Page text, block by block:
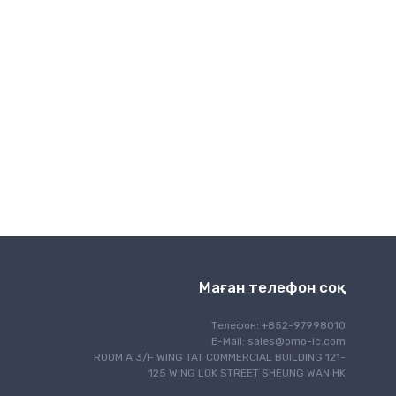
Уақыт пен сағатты басқару
Маған телефон соқ
Телефон: +852-97998010
E-Mail: sales@omo-ic.com
ROOM A 3/F WING TAT COMMERCIAL BUILDING 121-
125 WING LOK STREET SHEUNG WAN HK